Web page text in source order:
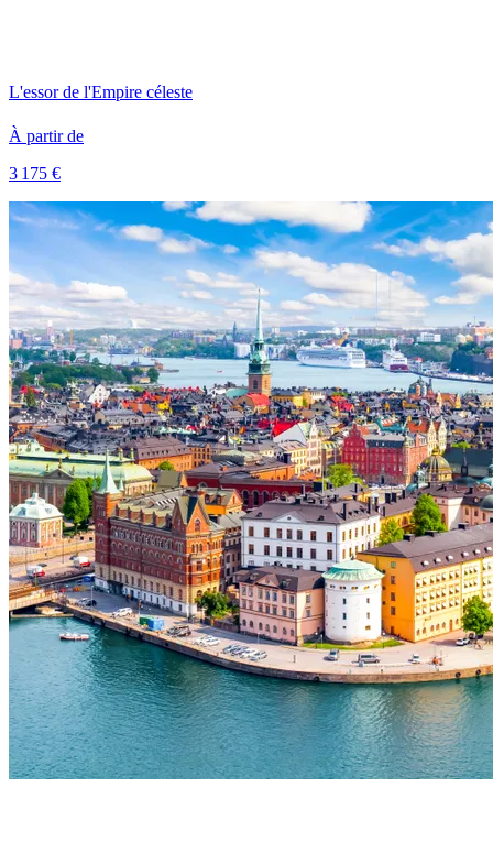
L'essor de l'Empire céleste
À partir de
3 175 €
Voir le voyage